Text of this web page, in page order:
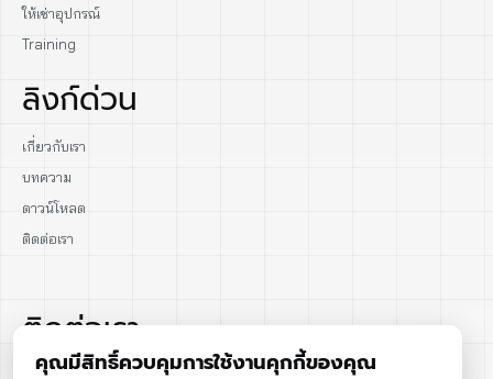
ให้เช่าอุปกรณ์
Training
ลิงก์ด่วน
เกี่ยวกับเรา
บทความ
ดาวน์โหลด
ติดต่อเรา
ติดต่อเรา
คุณมีสิทธิ์ควบคุมการใช้งานคุกกี้ของคุณ